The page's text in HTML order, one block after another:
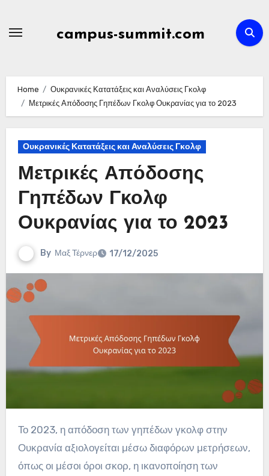
campus-summit.com
Home
Ουκρανικές Κατατάξεις και Αναλύσεις Γκολφ
Μετρικές Απόδοσης Γηπέδων Γκολφ Ουκρανίας για το 2023
Ουκρανικές Κατατάξεις και Αναλύσεις Γκολφ
Μετρικές Απόδοσης
Γηπέδων Γκολφ
Ουκρανίας για το 2023
By Μαξ Τέρνερ 17/12/2025
Το 2023, η απόδοση των γηπέδων γκολφ στην
Ουκρανία αξιολογείται μέσω διαφόρων μετρήσεων,
όπως οι μέσοι όροι σκορ, η ικανοποίηση των